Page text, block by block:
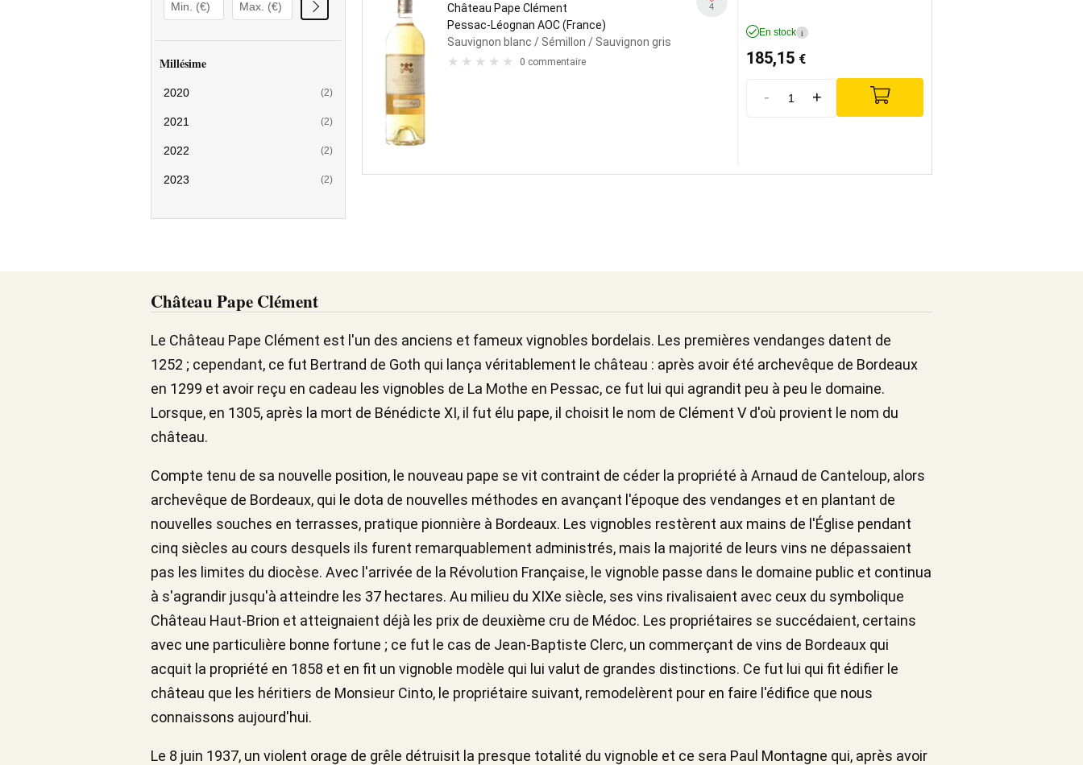
Millésime
2020 (2)
2021 (2)
2022 (2)
2023 (2)
Château Pape Clément
Pessac-Léognan AOC (France)
Sauvignon blanc / Sémillon / Sauvignon gris
0 commentaire
4
En stock i
185,15 €
- +
Château Pape Clément
Le Château Pape Clément est l'un des anciens et fameux vignobles bordelais. Les premières vendanges datent de
1252 ; cependant, ce fut Bertrand de Goth qui lança véritablement le château : après avoir été archevêque de Bordeaux
en 1299 et avoir reçu en cadeau les vignobles de La Mothe en Pessac, ce fut lui qui agrandit peu à peu le domaine.
Lorsque, en 1305, après la mort de Bénédicte XI, il fut élu pape, il choisit le nom de Clément V d'où provient le nom du
château.
Compte tenu de sa nouvelle position, le nouveau pape se vit contraint de céder la propriété à Arnaud de Canteloup, alors
archevêque de Bordeaux, qui le dota de nouvelles méthodes en avançant l'époque des vendanges et en plantant de
nouvelles souches en terrasses, pratique pionnière à Bordeaux. Les vignobles restèrent aux mains de l'Église pendant
cinq siècles au cours desquels ils furent remarquablement administrés, mais la majorité de leurs vins ne dépassaient
pas les limites du diocèse. Avec l'arrivée de la Révolution Française, le vignoble passe dans le domaine public et continua
à s'agrandir jusqu'à atteindre les 37 hectares. Au milieu du XIXe siècle, ses vins rivalisaient avec ceux du symbolique
Château Haut-Brion et atteignaient déjà les prix de deuxième cru de Médoc. Les propriétaires se succédaient, certains
avec une particulière bonne fortune ; ce fut le cas de Jean-Baptiste Clerc, un commerçant de vins de Bordeaux qui
acquit la propriété en 1858 et en fit un vignoble modèle qui lui valut de grandes distinctions. Ce fut lui qui fit édifier le
château que les héritiers de Monsieur Cinto, le propriétaire suivant, remodelèrent pour en faire l'édifice que nous
connaissons aujourd'hui.
Le 8 juin 1937, un violent orage de grêle détruisit la presque totalité du vignoble et ce sera Paul Montagne qui, après avoir